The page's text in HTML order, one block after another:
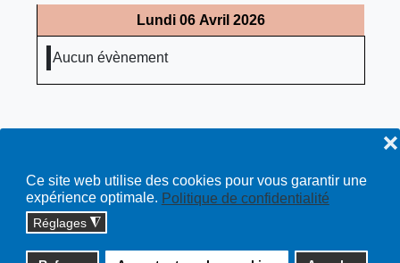
Ce site web utilise des cookies pour vous garantir une
expérience optimale. Politique de confidentialité
Réglages ◮
❌
Lundi 06 Avril 2026
Aucun évènement
Copyright © 2026 cossonay.ch - tous droits réservés | site :